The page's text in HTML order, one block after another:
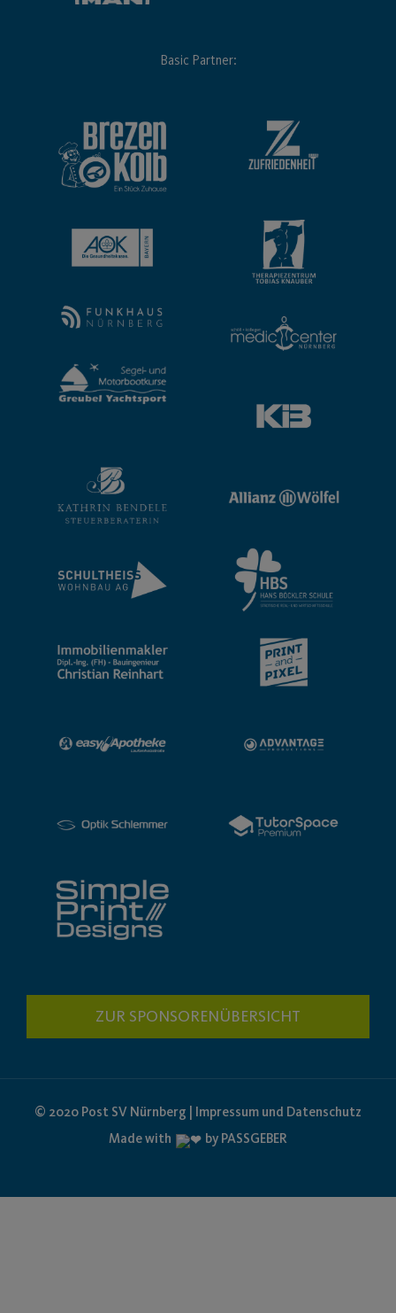
Basic Partner:
ZUR SPONSORENÜBERSICHT
© 2020 Post SV Nürnberg | Impressum und Datenschutz
Made with
by PASSGEBER